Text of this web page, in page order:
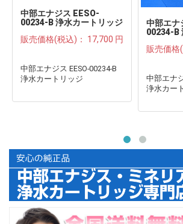
中部エナジス EESO-
00234-B 浄水カートリッジ
販売価格(税込)： 17,700 円
中部エナジス EESO-00234-B
浄水カートリッジ
中部エナ
00234-B
販売価格
中部エナ
浄水カー